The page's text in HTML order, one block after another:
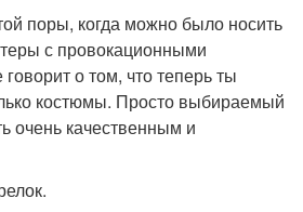
поры, когда можно было носить
с провокационными
о том, что теперь ты
костюмы. Просто выбираемый
очень качественным и